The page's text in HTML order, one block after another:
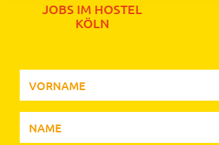
JOBS IM HOSTEL
KÖLN